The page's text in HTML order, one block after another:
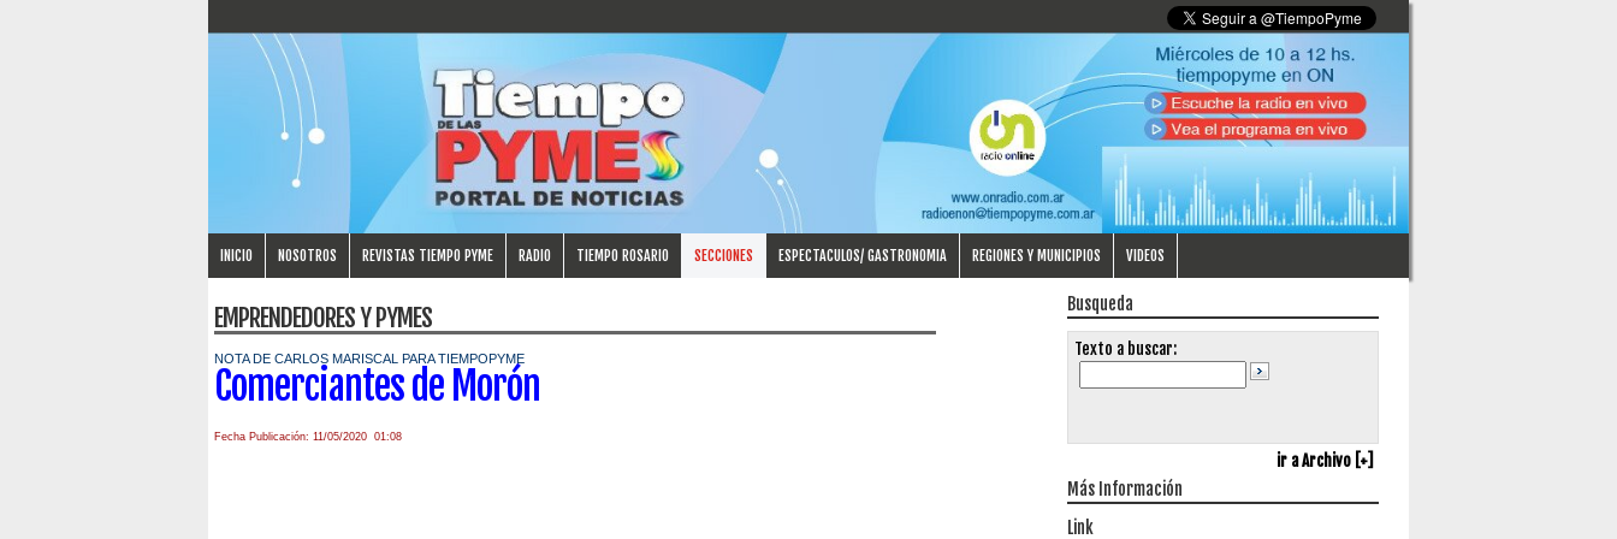
INICIO NOSOTROS REVISTAS TIEMPO PYME RADIO TIEMPO ROSARIO SECCIONES ESPECTACULOS/ GASTRONOMIA REGIONES Y MUNICIPIOS VIDEOS
EMPRENDEDORES Y PYMES
NOTA DE CARLOS MARISCAL PARA TIEMPOPYME
Comerciantes de Morón
Fecha Publicación: 11/05/2020 01:08
Busqueda
Texto a buscar:
ir a Archivo [+]
Más Información
Link